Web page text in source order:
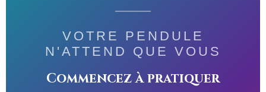
VOTRE PENDULE
N'ATTEND QUE VOUS
Commencez à pratiquer